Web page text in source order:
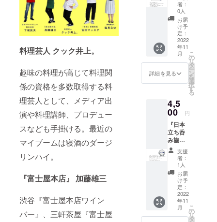
料理芸人 クック井上。
趣味の料理が高じて料理関
係の資格を多数取得する料
理芸人として、メディア出
演や料理講師、プロデュー
スなども手掛ける。最近の
マイブームは寝酒のダージ
リンハイ。
『富士屋本店』 加藤雄三
渋谷『富士屋本店ワイン
バー』、三軒茶屋『富士屋
士屋本
店』
で、吉
田類氏
や立ち
呑み大
使とと
もに
『日本
立ち呑
うイベ
ントを
開催い
たしま
す！
こちら
のリ
ターン
は、そ
のイベ
ントの
オンラ
イン配
信の参
加権
催決
定！
スペ
シャル
ゲスト
に、酒
場のカ
リス
マ・吉
田類氏
に復
活、再
ンした
伝説の
立ち呑
み『富
士屋本
店』
で、吉
田類氏
や立ち
呑み大
使とと
もに
『日本
チノミ
ニス
ト」ピ
ンバッ
ジ＋
『日本
立ち呑
み協
会』会
員年会
円と、
日本立
ち呑み
協会が
「タチ
ノミニ
スト」
として
認定す
る公式
ピン
バッジ
付き！
※会員に
なって
いただ
者：
0人
お届
け予
定：
2022
年11
月
詳細を見る
こ
の
リ
タ
ー
ン
を
選
択
す
る
4,5
00 円
『日本
立ち呑
み協
会』オ
リジナ
ルバッ
グハン
ガー
＋
「タチ
ノミニ
スト」
ピン
支援
者：
1人
お届
け予
定：
2022
年11
月
こ
の
リ
タ